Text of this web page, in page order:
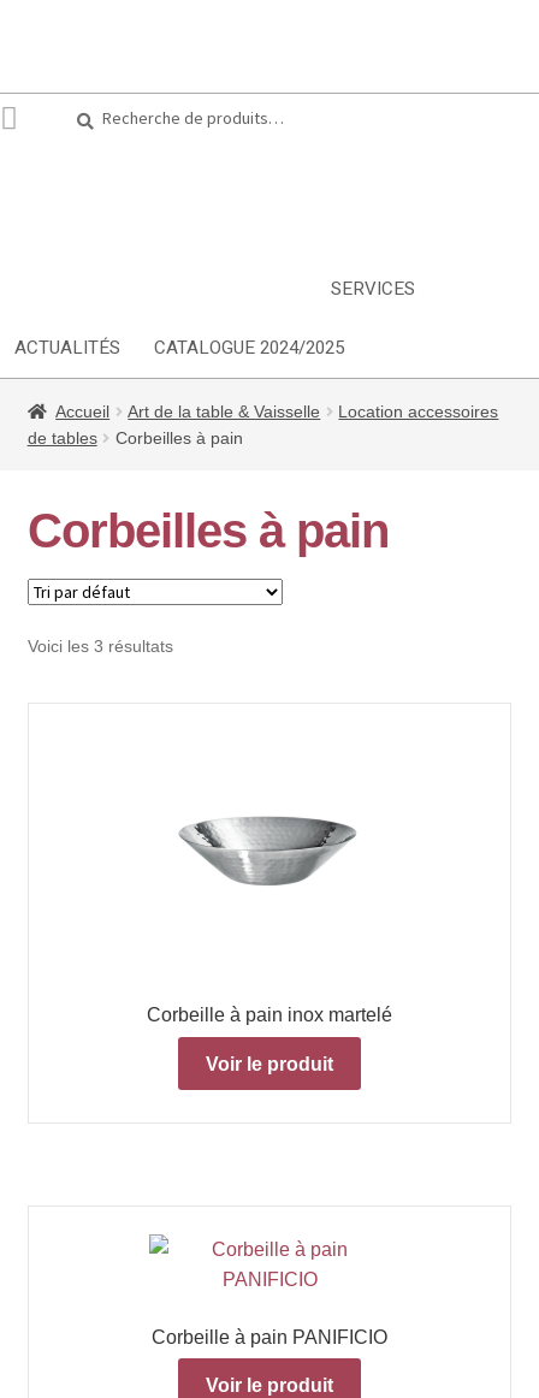
pour :
SERVICES
ACTUALITÉS CATALOGUE 2024/2025
Accueil Art de la table & Vaisselle
Location accessoires
de tables
Corbeilles à pain
Corbeilles à pain
Voici les 3 résultats
Corbeille à pain inox martelé
Voir le produit
Corbeille à pain PANIFICIO
Voir le produit